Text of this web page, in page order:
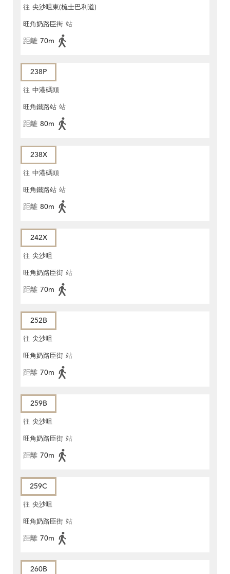
往 尖沙咀東(梳士巴利道)
旺角奶路臣街 站
距離 70m
238P
往 中港碼頭
旺角鐵路站 站
距離 80m
238X
往 中港碼頭
旺角鐵路站 站
距離 80m
242X
往 尖沙咀
旺角奶路臣街 站
距離 70m
252B
往 尖沙咀
旺角奶路臣街 站
距離 70m
259B
往 尖沙咀
旺角奶路臣街 站
距離 70m
259C
往 尖沙咀
旺角奶路臣街 站
距離 70m
260B